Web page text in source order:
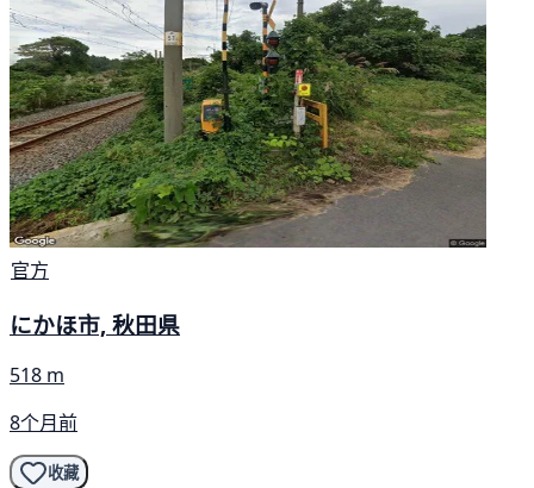
官方
にかほ市, 秋田県
518 m
8个月前
收藏